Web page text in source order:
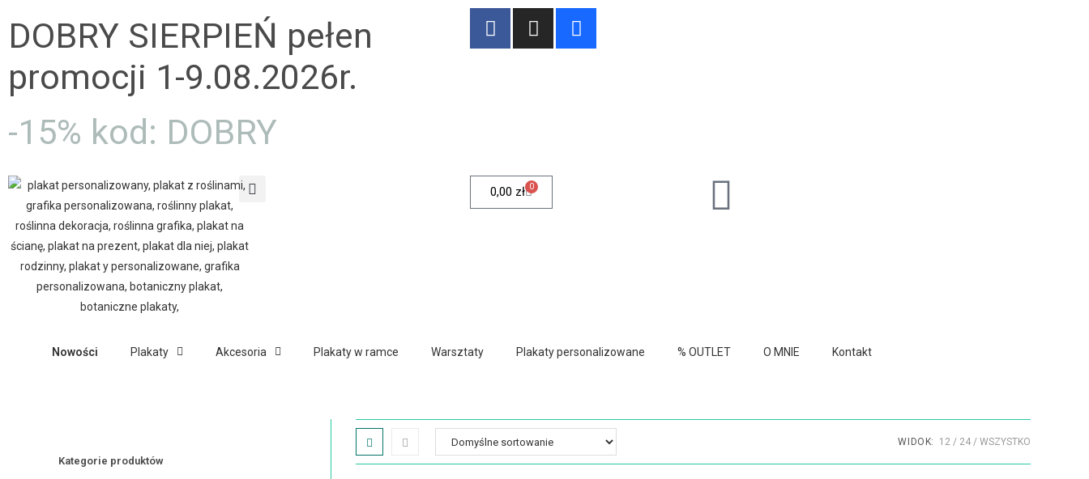
DOBRY SIERPIEŃ pełen
promocji 1-9.08.2026r.
-15% kod: DOBRY
0,00 zł 0
Nowości Plakaty Akcesoria Plakaty w ramce Warsztaty Plakaty personalizowane % OUTLET O MNIE Kontakt
WIDOK: 12 24 WSZYSTKO
Kategorie produktów